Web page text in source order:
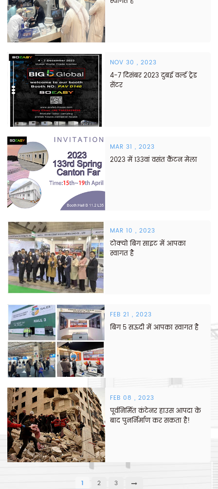
NOV 30 , 2023
4-7 दिसंबर 2023 दुबई वर्ल्ड ट्रेड
सेंटर
MAR 31 , 2023
2023 में 133वां वसंत कैंटन मेला
MAR 10 , 2023
टोक्यो बिग साइट में आपका
स्वागत है
FEB 21 , 2023
बिग 5 सऊदी में आपका स्वागत है
FEB 08 , 2023
पूर्वनिर्मित कंटेनर हाउस आपदा के
बाद पुनर्निर्माण कर सकता है!
1 2 3